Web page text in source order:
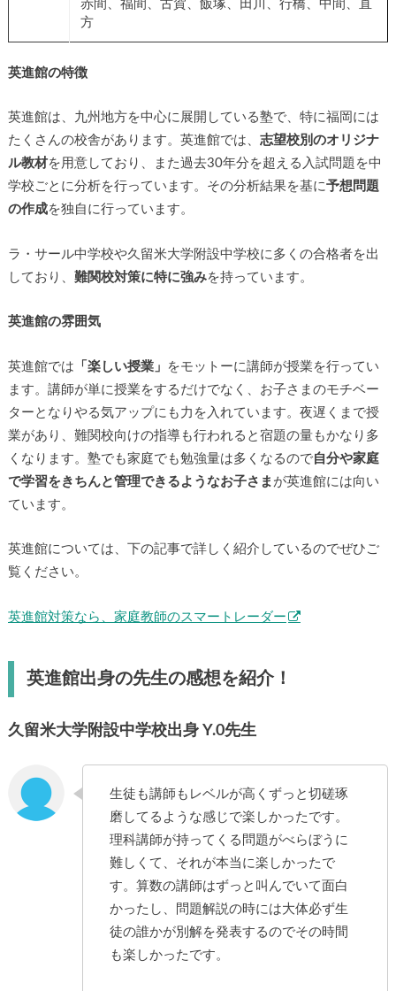
赤間、福間、古賀、飯塚、田川、行橋、中間、直
方
英進館の特徴
英進館は、九州地方を中心に展開している塾で、特に福岡には
たくさんの校舎があります。英進館では、 志望校別のオリジナ
ル教材を用意しており、また過去30年分を超える入試問題を中
学校ごとに分析を行っています。その分析結果を基に予想問題
の作成を独自に行っています。
ラ・サール中学校や久留米大学附設中学校に多くの合格者を出
しており、 難関校対策に特に強みを持っています。
英進館の雰囲気
英進館では 「楽しい授業」
をモットーに講師が授業を行ってい
ます。講師が単に授業をするだけでなく、お子さまのモチベー
ターとなりやる気アップにも力を入れています。夜遅くまで授
業があり、難関校向けの指導も行われると宿題の量もかなり多
くなります。塾でも家庭でも勉強量は多くなるので自分や家庭
で学習をきちんと管理できるようなお子さま が英進館には向い
ています。
英進館については、下の記事で詳しく紹介しているのでぜひご
覧ください。
英進館対策なら、家庭教師のスマートレーダー
英進館出身の先生の感想を紹介！
久留米大学附設中学校出身 Y.0先生
生徒も講師もレベルが高くずっと切磋琢
磨してるような感じで楽しかったです。
理科講師が持ってくる問題がべらぼうに
難しくて、それが本当に楽しかったで
す。算数の講師はずっと叫んでいて面白
かったし、問題解説の時には大体必ず生
徒の誰かが別解を発表するのでその時間
も楽しかったです。